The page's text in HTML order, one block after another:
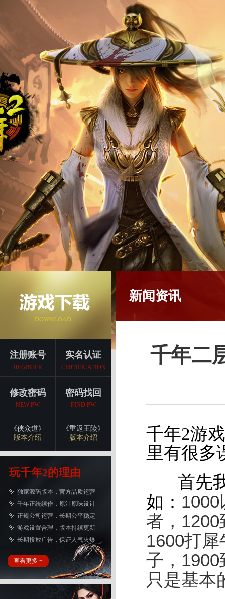
注册账号
REGISTER
实名认证
CERTIFICATION
修改密码
NEW PW
密码找回
FIND PW
《侠众道》
版本介绍
《重返王陵》
版本介绍
玩千年2的理由
独家源码版本，官方品质运营
千年正统续作，原汁原味设计
正规公司运营，长期公平稳定
游戏设置合理，版本持续更新
长期投放广告，保证人气火爆
查看更多 +
新闻资讯
千年二
千年2游
里有很多
首先我
如：
者，
1600打
子，
只是基本